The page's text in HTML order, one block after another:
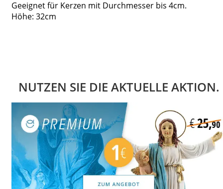
Geeignet für Kerzen mit Durchmesser bis 4cm.
Höhe: 32cm
NUTZEN SIE DIE AKTUELLE AKTION.